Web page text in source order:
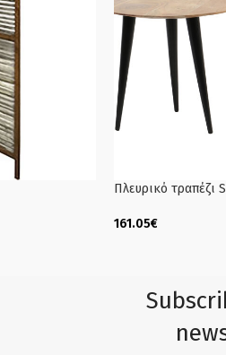
Πλευρικό τραπέζι
161.05€